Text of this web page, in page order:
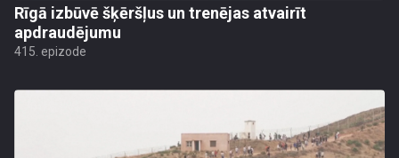
Rīgā izbūvē šķēršļus un trenējas atvairīt
apdraudējumu
415. epizode